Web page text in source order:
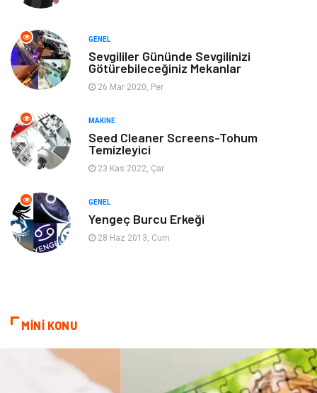
Anne & Çocuk Genel Kültür
Ev İşleri
Gençlik & Eğlence
Mobilya
Evlilik Rehberi
Astroloji Keyfinizi Kaçırmayın
Çadır
GENEL
Sevgililer Gününde Sevgilinizi
Götürebileceğiniz Mekanlar
26 Mar 2020, Per
MAKINE
Seed Cleaner Screens-Tohum
Temizleyici
23 Kas 2022, Çar
GENEL
Yengeç Burcu Erkeği
28 Haz 2013, Cum
MİNİ KONU